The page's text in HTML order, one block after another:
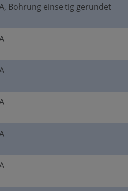
A, Bohrung einseitig gerundet
A
A
A
A
A